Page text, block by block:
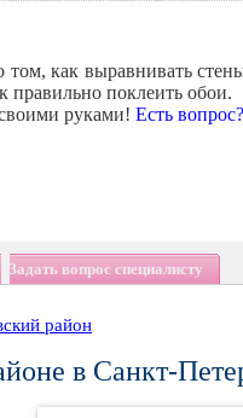
том, как выравнивать
правильно поклеить обои.
руками! Есть
Задать вопрос специалисту
район
в Санкт-